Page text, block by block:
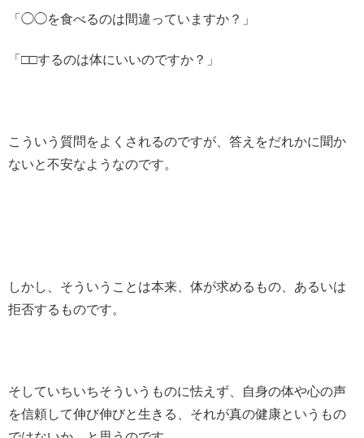
「◯◯を食べるのは間違っていますか？」
「□□するのは体にいいのですか？」
こういう質問をよくされるのですが、答えをだれかに聞か
ないと不安なようなのです。
しかし、そういうことは本来、体が求めるもの、あるいは
拒否するものです。
そしていちいちそういうものに怯えず、自身の体や心の声
を信頼して伸び伸びと生きる、それが真の健康というもの